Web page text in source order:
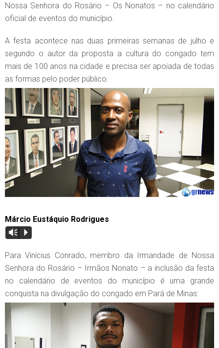
Nossa Senhora do Rosário – Os Nonatos – no calendário
oficial de eventos do município.
A festa acontece nas duas primeiras semanas de julho e
segundo o autor da proposta a cultura do congado tem
mais de 100 anos na cidade e precisa ser apoiada de todas
as formas pelo poder público:
Márcio Eustáquio Rodrigues
Vm P
Para Vinícius Conrado, membro da Irmandade de Nossa
Senhora do Rosário – Irmãos Nonato – a inclusão da festa
no calendário de eventos do município é uma grande
conquista na divulgação do congado em Pará de Minas: